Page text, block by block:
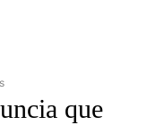
TO RECEIVE
que